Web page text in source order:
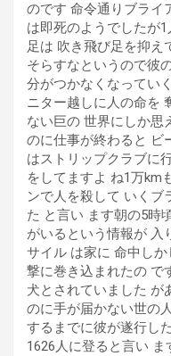
のです 命令通りブライ
は即死のようでしたが
足は 吹き飛び足を抑え
そらすなというので彼
分がつかなくなってい
ニター越しに人の命を
ない巨の 世界にしか思
のに仕事が終わると ビ
はストリップクラブに
をしてますよ ね1万km
ンで人を殺して いくブ
た と言い ます朝の5時
がいるという情報が 入
サイル は家に 命中し
撃に巻き込まれたの で
犬とされていました が
のに手が届かない世の
するまでに彼が遂行し
1626人に登ると言い